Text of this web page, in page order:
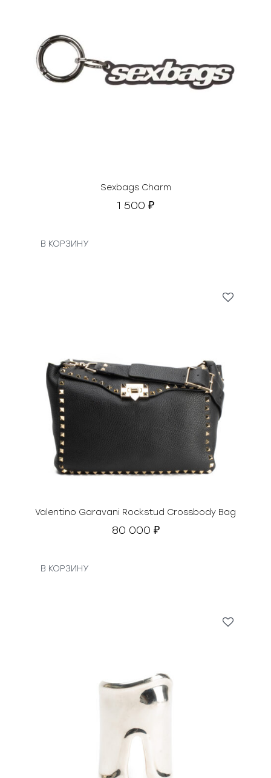
Sexbags Charm
1 500 ₽
В КОРЗИНУ
Valentino Garavani Rockstud Crossbody Bag
80 000 ₽
В КОРЗИНУ